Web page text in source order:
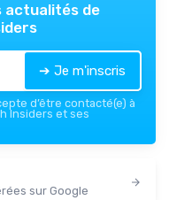
actualités de
➔ Je m'inscris
d’être contacté(e) à
Insiders et ses
sur Google